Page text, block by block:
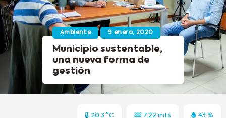
Ambiente 9 enero, 2020
Municipio sustentable,
una nueva forma de
gestión
20.3 °C 7.22 mts 43 %